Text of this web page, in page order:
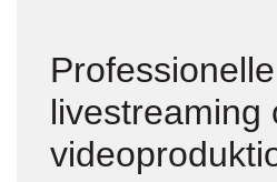
livestreaming